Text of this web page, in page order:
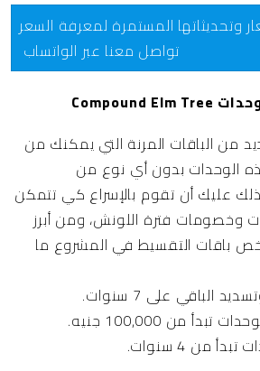
وتحديثاتها المستمرة لمعرفة السعر
تواصل معنا عبر الواتساب
باقات تقسيط ثمن وحدات Compound Elm Tree
من الباقات المرنة التي يمكنك من
الوحدات بدون أي نوع من
عليك أن تقوم بالإسراع كي تتمكن
وخصومات فترة اللونش، ومن أبرز
باقات التقسيط في المشروع ما
من 100,000 جنيه.
من 4 سنوات.